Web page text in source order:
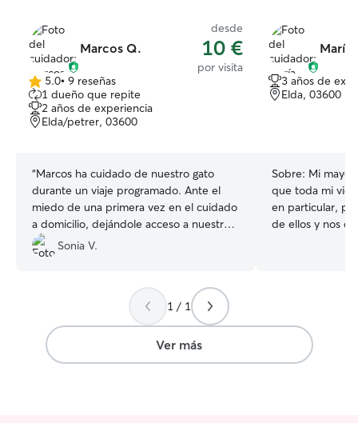
Marcos Q.
desde
10 €
por visita
5.0
de
5
estrellas
5.0• 9 reseñas
1 dueño que repite
2 años de experiencia
Elda/petrer, 03600
“Marcos ha cuidado de nuestro gato
durante un viaje programado. Ante el
miedo de una primera vez en el cuidado
a domicilio, dejándole acceso a nuestra
casa, hemos gestionado todo el proceso
con mucha profesionalidad y ek
gusto contar con él y tener más libertad
Sonia V.
María
3 años de
Elda, 03600
Sobre: Mi
que toda mi
en particular, perros. Me
de ellos y nos
pasear, además
caminatas si fuera
no dispongo
1 / 1
Ver más